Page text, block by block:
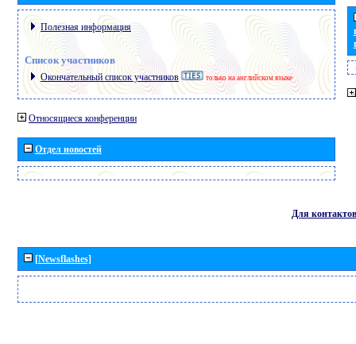
Полезная информация
Список участников
Окончательный список участников только на английском языке
Относящиеся конференции
Отдел новостей
Для контактов
[Newsflashes]